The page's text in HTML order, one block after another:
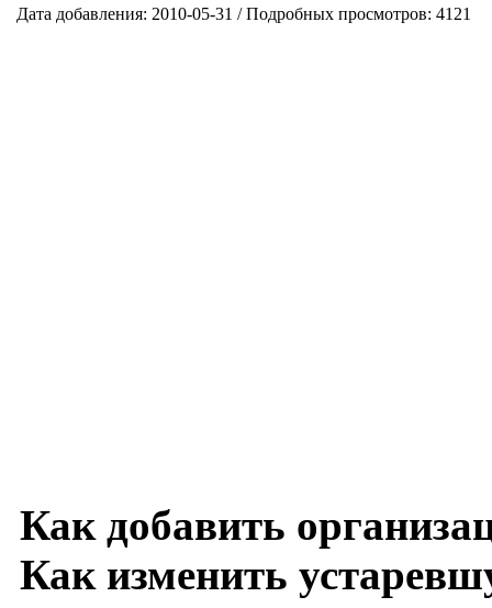
Дата добавления: 2010-05-31 / Подробных просмотров: 4121
Как добавить
Как изменить